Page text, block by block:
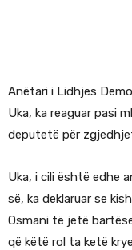
Anëtari i Lidhjes
Uka, ka reaguar pasi
deputetë për
Uka, i cili është edhe
së, ka deklaruar se
Osmani të jetë
që këtë rol ta ketë